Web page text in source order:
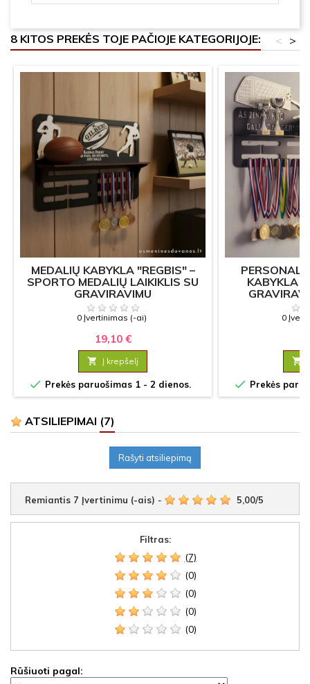
8 KITOS PREKĖS TOJE PAČIOJE KATEGORIJOJE: >
<
MEDALIŲ KABYKLA "REGBIS" –
SPORTO MEDALIŲ LAIKIKLIS SU
GRAVIRAVIMU
0 Įvertinimas (-ai)
19,10 €
 Į krepšelį
 Prekės paruošimas 1 - 2 dienos.
KABYKLA
0

 Prekės
ATSILIEPIMAI (7)
Rašyti atsiliepimą
Remiantis 7 Įvertinimu (-ais) - 5,00/5
Filtras:
(7)
(0)
(0)
(0)
(0)
Rūšiuoti pagal: